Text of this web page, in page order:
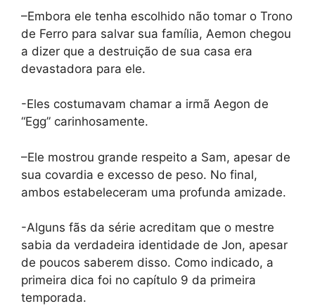
–Embora ele tenha escolhido não tomar o Trono
de Ferro para salvar sua família, Aemon chegou
a dizer que a destruição de sua casa era
devastadora para ele.
-Eles costumavam chamar a irmã Aegon de
“Egg” carinhosamente.
–Ele mostrou grande respeito a Sam, apesar de
sua covardia e excesso de peso. No final,
ambos estabeleceram uma profunda amizade.
-Alguns fãs da série acreditam que o mestre
sabia da verdadeira identidade de Jon, apesar
de poucos saberem disso. Como indicado, a
primeira dica foi no capítulo 9 da primeira
temporada.